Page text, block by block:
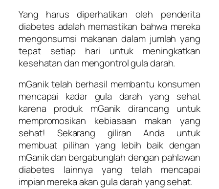
Yang harus diperhatikan oleh penderita
diabetes adalah memastikan bahwa mereka
mengonsumsi makanan dalam jumlah yang
tepat setiap hari untuk meningkatkan
kesehatan dan mengontrol gula darah.
mGanik telah berhasil membantu konsumen
mencapai kadar gula darah yang sehat
karena produk mGanik dirancang untuk
mempromosikan kebiasaan makan yang
sehat! Sekarang giliran Anda untuk
membuat pilihan yang lebih baik dengan
mGanik dan bergabunglah dengan pahlawan
diabetes lainnya yang telah mencapai
impian mereka akan gula darah yang sehat.